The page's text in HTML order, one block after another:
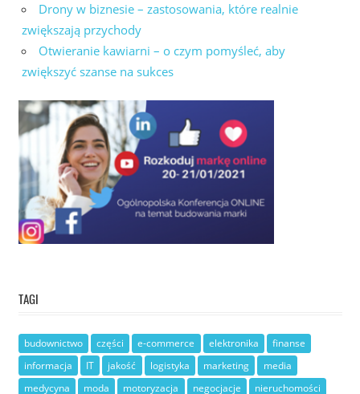
Drony w biznesie – zastosowania, które realnie
zwiększają przychody
Otwieranie kawiarni – o czym pomyśleć, aby
zwiększyć szanse na sukces
TAGI
budownictwo części e-commerce elektronika
finanse
informacja
IT jakość logistyka marketing
media
medycyna
moda motoryzacja negocjacje nieruchomości